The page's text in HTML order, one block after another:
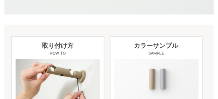
取り付け方
HOW TO
カラーサンプル
SAMPLE